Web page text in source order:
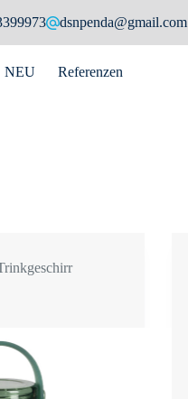
dsnpenda@gmail.com
NEU Referenzen